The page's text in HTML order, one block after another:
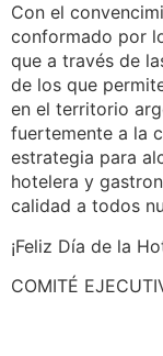
Con el
conformado por
que a través de
de los que
en el territorio
fuertemente a la
estrategia para
hotelera y
calidad a todos
¡Feliz Día de la
COMITÉ